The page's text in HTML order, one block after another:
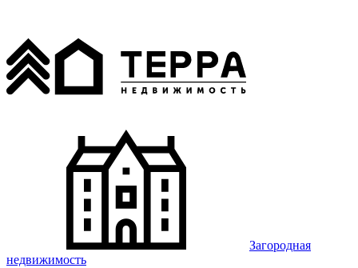
Загородная
недвижимость